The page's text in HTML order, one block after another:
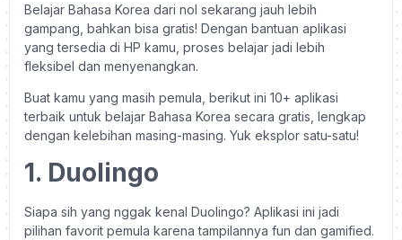
Belajar Bahasa Korea dari nol sekarang jauh lebih
gampang, bahkan bisa gratis! Dengan bantuan aplikasi
yang tersedia di HP kamu, proses belajar jadi lebih
fleksibel dan menyenangkan.
Buat kamu yang masih pemula, berikut ini 10+ aplikasi
terbaik untuk belajar Bahasa Korea secara gratis, lengkap
dengan kelebihan masing-masing. Yuk eksplor satu-satu!
1. Duolingo
Siapa sih yang nggak kenal Duolingo? Aplikasi ini jadi
pilihan favorit pemula karena tampilannya fun dan gamified.